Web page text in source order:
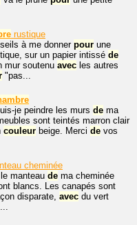
rustique
à me donner pour une
sur un papier intissé de
mur soutenu avec les autres
"pas...
je peindre les murs de ma
sont teintés marron clair
couleur beige. Merci de vos
cheminée
manteau de ma cheminée
blancs. Les canapés sont
disparate, avec du vert